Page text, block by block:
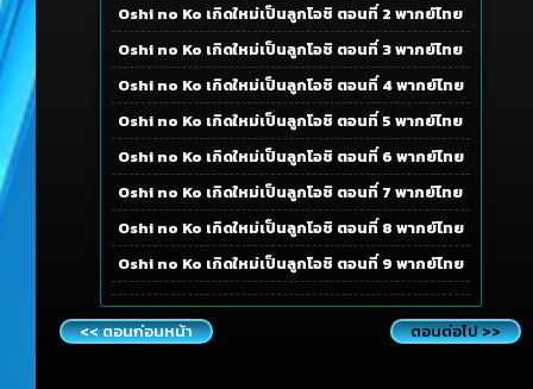
Oshi no Ko เกิดใหม่เป็นลูกโอชิ ตอนที่ 2 พากย์ไทย
Oshi no Ko เกิดใหม่เป็นลูกโอชิ ตอนที่ 3 พากย์ไทย
Oshi no Ko เกิดใหม่เป็นลูกโอชิ ตอนที่ 4 พากย์ไทย
Oshi no Ko เกิดใหม่เป็นลูกโอชิ ตอนที่ 5 พากย์ไทย
Oshi no Ko เกิดใหม่เป็นลูกโอชิ ตอนที่ 6 พากย์ไทย
Oshi no Ko เกิดใหม่เป็นลูกโอชิ ตอนที่ 7 พากย์ไทย
Oshi no Ko เกิดใหม่เป็นลูกโอชิ ตอนที่ 8 พากย์ไทย
Oshi no Ko เกิดใหม่เป็นลูกโอชิ ตอนที่ 9 พากย์ไทย
<< ตอนก่อนหน้า ตอนต่อไป >>